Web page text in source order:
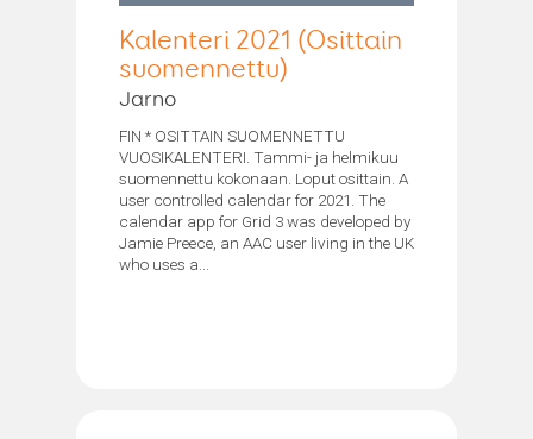
Kalenteri 2021 (Osittain
suomennettu)
Jarno
FIN * OSITTAIN SUOMENNETTU
VUOSIKALENTERI. Tammi- ja helmikuu
suomennettu kokonaan. Loput osittain. A
user controlled calendar for 2021. The
calendar app for Grid 3 was developed by
Jamie Preece, an AAC user living in the UK
who uses a...